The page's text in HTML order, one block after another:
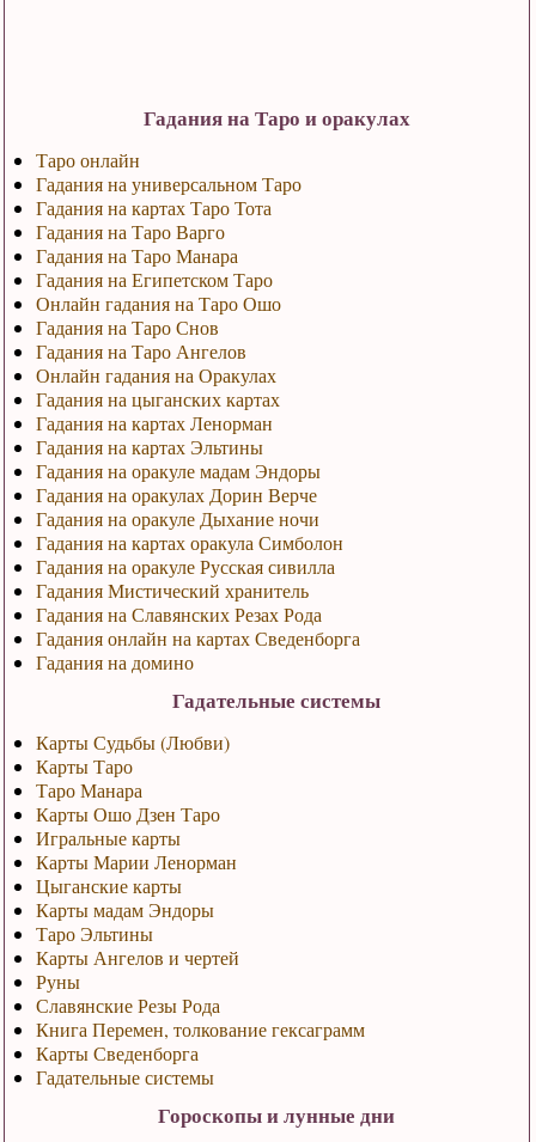
Гадания на Таро и оракулах
Таро онлайн
Гадания на универсальном Таро
Гадания на картах Таро Тота
Гадания на Таро Варго
Гадания на Таро Манара
Гадания на Египетском Таро
Онлайн гадания на Таро Ошо
Гадания на Таро Снов
Гадания на Таро Ангелов
Онлайн гадания на Оракулах
Гадания на цыганских картах
Гадания на картах Ленорман
Гадания на картах Эльтины
Гадания на оракуле мадам Эндоры
Гадания на оракулах Дорин Верче
Гадания на оракуле Дыхание ночи
Гадания на картах оракула Симболон
Гадания на оракуле Русская сивилла
Гадания Мистический хранитель
Гадания на Славянских Резах Рода
Гадания онлайн на картах Сведенборга
Гадания на домино
Гадательные системы
Карты Судьбы (Любви)
Карты Таро
Таро Манара
Карты Ошо Дзен Таро
Игральные карты
Карты Марии Ленорман
Цыганские карты
Карты мадам Эндоры
Таро Эльтины
Карты Ангелов и чертей
Руны
Славянские Резы Рода
Книга Перемен, толкование гексаграмм
Карты Сведенборга
Гадательные системы
Гороскопы и лунные дни